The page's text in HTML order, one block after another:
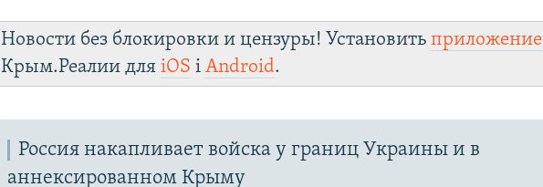
Новости без блокировки и цензуры! Установитьприложение
Крым.Реалии дляiOS іAndroid.
Россия накапливает войска у границ Украины и в
аннексированном Крыму